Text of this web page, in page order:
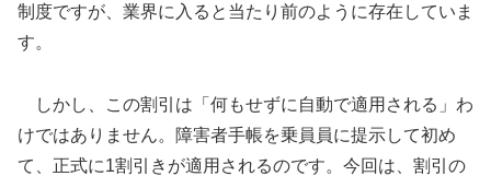
制度ですが、業界に入ると当たり前のように存在していま
す。
しかし、この割引は「何もせずに自動で適用される」わ
けではありません。障害者手帳を乗員員に提示して初め
て、正式に1割引きが適用されるのです。今回は、割引の